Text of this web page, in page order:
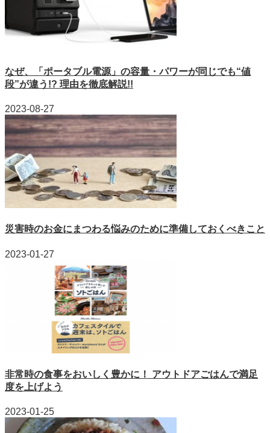
なぜ、「ポータブル電源」の容量・パワーが同じでも“値
段”が違う!? 理由を徹底解説!!
2023-08-27
災害時のお金にまつわる悩みのために準備しておくべきこと
2023-01-27
非常時の食事をおいしく豊かに！ アウトドアごはんで満足
度を上げよう
2023-01-25